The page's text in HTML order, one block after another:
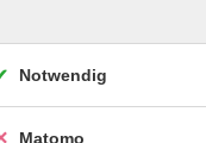
• 10:00 – 11:30 Uhr
• 10:00 – 11:30 Uhr
Notwendig
Matomo